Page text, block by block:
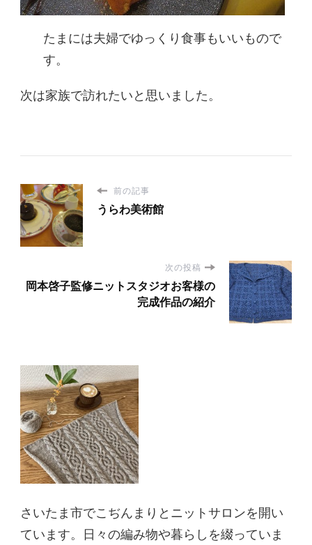
たまには夫婦でゆっくり食事もいいもので
す。
次は家族で訪れたいと思いました。
前の記事
うらわ美術館
次の投稿
岡本啓子監修ニットスタジオお客様の
完成作品の紹介
さいたま市でこぢんまりとニットサロンを開い
ています。日々の編み物や暮らしを綴っていま